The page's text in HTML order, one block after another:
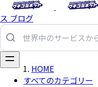
ス ブログ
すべてのカテゴリー
HOME